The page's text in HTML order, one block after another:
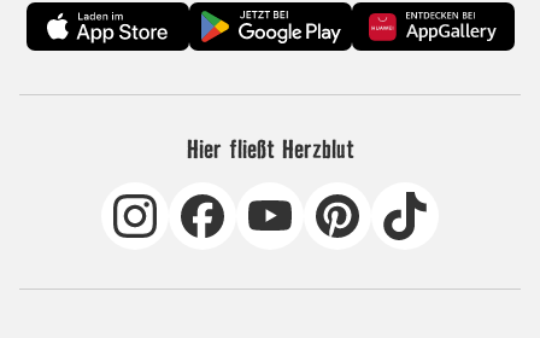
Hier fließt Herzblut